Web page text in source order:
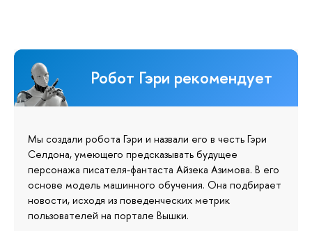
Робот Гэри рекомендует
Мы создали робота Гэри и назвали его в честь Гэри
Селдона, умеющего предсказывать будущее
персонажа писателя-фантаста Айзека Азимова. В его
основе модель машинного обучения. Она подбирает
новости, исходя из поведенческих метрик
пользователей на портале Вышки.